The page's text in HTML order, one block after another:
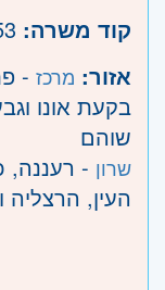
קוד משרה:
אזור: מרכז -
בקעת אונו
שוהם
שרון - רעננה,
העין, הרצליה